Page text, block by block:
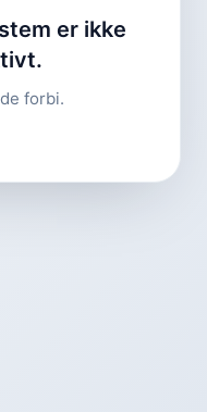
er ikke
forbi.